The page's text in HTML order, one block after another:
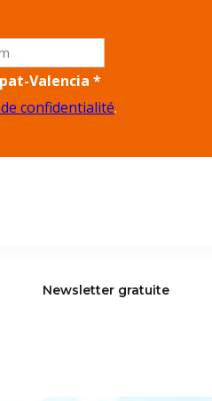
Newsletter gratuite